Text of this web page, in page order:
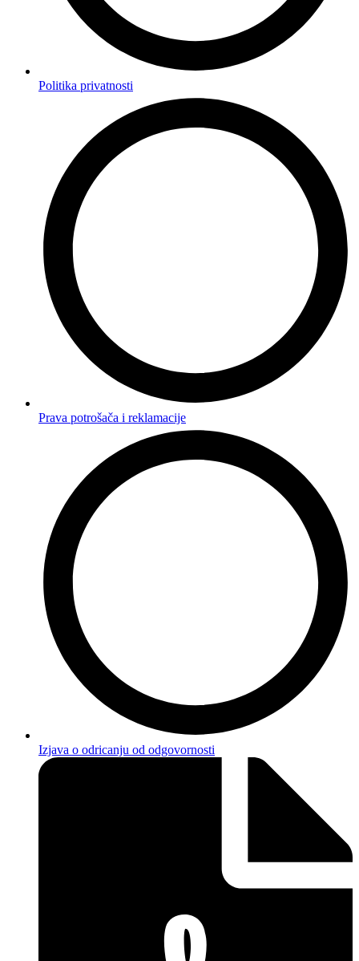
Politika privatnosti
Prava potrošača i reklamacije
Izjava o odricanju od odgovornosti